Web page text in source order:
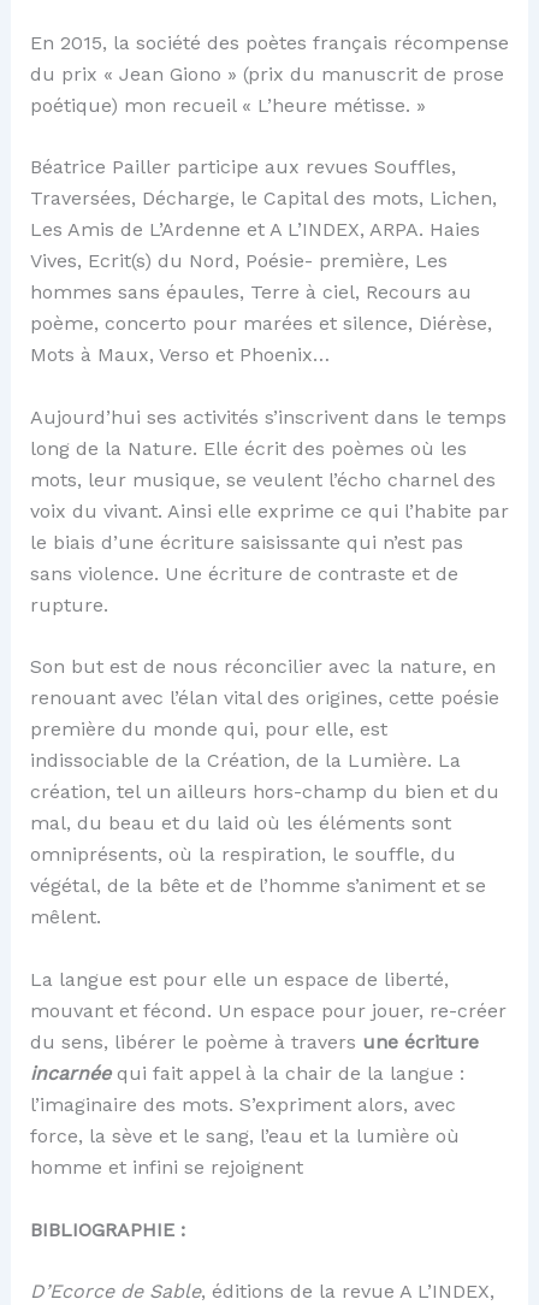
En 2015, la société des poètes français récompense
du prix « Jean Giono » (prix du manuscrit de prose
poétique) mon recueil « L’heure métisse. »
Béatrice Pailler participe aux revues Souffles,
Traversées, Décharge, le Capital des mots, Lichen,
Les Amis de L’Ardenne et A L’INDEX, ARPA. Haies
Vives, Ecrit(s) du Nord, Poésie- première, Les
hommes sans épaules, Terre à ciel, Recours au
poème, concerto pour marées et silence, Diérèse,
Mots à Maux, Verso et Phoenix…
Aujourd’hui ses activités s’inscrivent dans le temps
long de la Nature. Elle écrit des poèmes où les
mots, leur musique, se veulent l’écho charnel des
voix du vivant. Ainsi elle exprime ce qui l’habite par
le biais d’une écriture saisissante qui n’est pas
sans violence. Une écriture de contraste et de
rupture.
Son but est de nous réconcilier avec la nature, en
renouant avec l’élan vital des origines, cette poésie
première du monde qui, pour elle, est
indissociable de la Création, de la Lumière. La
création, tel un ailleurs hors-champ du bien et du
mal, du beau et du laid où les éléments sont
omniprésents, où la respiration, le souffle, du
végétal, de la bête et de l’homme s’animent et se
mêlent.
La langue est pour elle un espace de liberté,
mouvant et fécond. Un espace pour jouer, re-créer
du sens, libérer le poème à travers une écriture
incarnée qui fait appel à la chair de la langue :
l’imaginaire des mots. S’expriment alors, avec
force, la sève et le sang, l’eau et la lumière où
homme et infini se rejoignent
BIBLIOGRAPHIE :
D’Ecorce de Sable, éditions de la revue A L’INDEX,